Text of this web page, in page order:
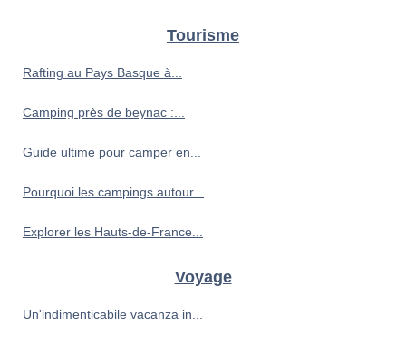
Tourisme
Rafting au Pays Basque à...
Camping près de beynac :...
Guide ultime pour camper en...
Pourquoi les campings autour...
Explorer les Hauts-de-France...
Voyage
Un'indimenticabile vacanza in...